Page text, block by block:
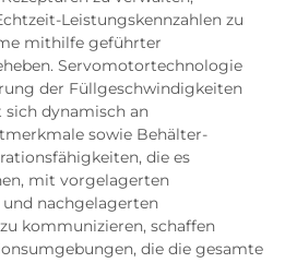
Leistungskennzahlen zu
mithilfe geführter
Servomotortechnologie
der Füllgeschwindigkeiten
dynamisch an
sowie Behälter-
die es
mit vorgelagerten
nachgelagerten
kommunizieren, schaffen
die die gesamte